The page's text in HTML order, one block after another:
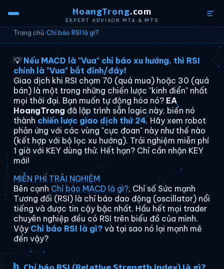
HoangTrong.com
EXPERT ADVISOR MT4 & MT5
Trang chủ›Chỉ báo RSI là gì?
💡 Nếu MACD là "Vua" chỉ báo xu hướng, thì RSI
chính là "Vua" bắt đỉnh/đáy!
Giao dịch khi RSI chạm 70 (quá mua) hoặc 30 (quá
bán) là một trong những chiến lược "kinh điển" nhất
mọi thời đại. Bạn muốn tự động hóa nó? EA
HoangTrong đã lập trình sẵn logic này, biến nó
thành chiến lược giao dịch thứ 24. Hãy xem robot
phản ứng với các vùng "cực đoan" này như thế nào
(kết hợp với bộ lọc xu hướng). Trải nghiệm miễn phí
1 giờ với KEY dùng thử. Hết hạn? Chỉ cần nhận KEY
mới!
MIỄN PHÍ TRẢI NGHIỆM
Bên cạnh Chỉ báo MACD là gì?, Chỉ số Sức mạnh
Tương đối (RSI) là chỉ báo dao động (oscillator) nổi
tiếng và được tin cậy bậc nhất. Hầu hết mọi trader
chuyên nghiệp đều có RSI trên biểu đồ của mình.
Vậy Chỉ báo RSI là gì?và tại sao nó lại mạnh mẽ
đến vậy?